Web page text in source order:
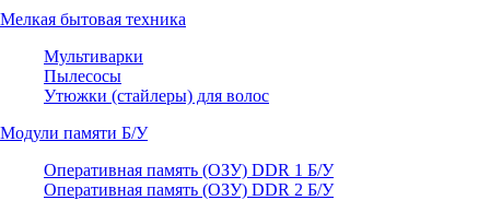
Мелкая бытовая техника
Мультиварки
Пылесосы
Утюжки (стайлеры) для волос
Модули памяти Б/У
Оперативная память (ОЗУ) DDR 1 Б/У
Оперативная память (ОЗУ) DDR 2 Б/У